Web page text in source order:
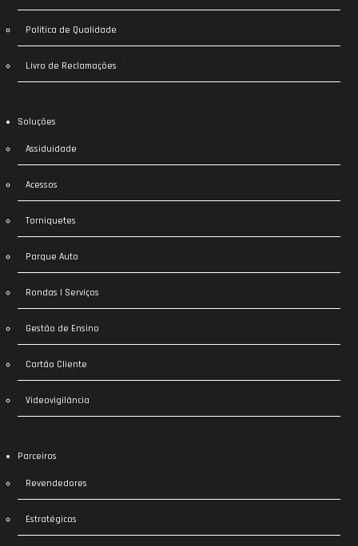
Política de Qualidade
Livro de Reclamações
Soluções
Assiduidade
Acessos
Torniquetes
Parque Auto
Rondas | Serviços
Gestão de Ensino
Cartão Cliente
Videovigilância
Parceiros
Revendedores
Estratégicos